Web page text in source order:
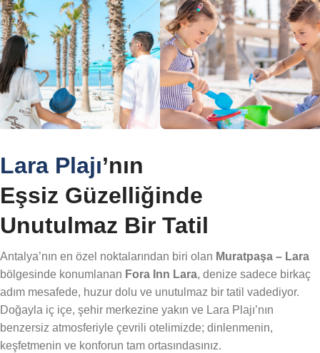
Lara Plajı’nın
Eşsiz Güzelliğinde
Unutulmaz Bir Tatil
Antalya’nın en özel noktalarından biri olan Muratpaşa – Lara
bölgesinde konumlanan Fora Inn Lara, denize sadece birkaç
adım mesafede, huzur dolu ve unutulmaz bir tatil vadediyor.
Doğayla iç içe, şehir merkezine yakın ve Lara Plajı’nın
benzersiz atmosferiyle çevrili otelimizde; dinlenmenin,
keşfetmenin ve konforun tam ortasındasınız.